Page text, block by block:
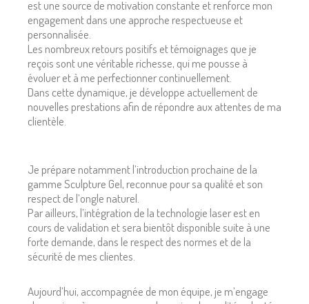
est une source de motivation constante et renforce mon
engagement dans une approche respectueuse et
personnalisée.
Les nombreux retours positifs et témoignages que je
reçois sont une véritable richesse, qui me pousse à
évoluer et à me perfectionner continuellement.
Dans cette dynamique, je développe actuellement de
nouvelles prestations afin de répondre aux attentes de ma
clientèle.
Je prépare notamment l’introduction prochaine de la
gamme Sculpture Gel, reconnue pour sa qualité et son
respect de l’ongle naturel.
Par ailleurs, l’intégration de la technologie laser est en
cours de validation et sera bientôt disponible suite à une
forte demande, dans le respect des normes et de la
sécurité de mes clientes.
Aujourd’hui, accompagnée de mon équipe, je m’engage